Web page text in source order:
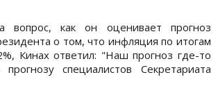
вопрос, как он оценивает прогноз
о том, что инфляция по итогам
Кинах ответил: "Наш прогноз где-то
специалистов Секретариата